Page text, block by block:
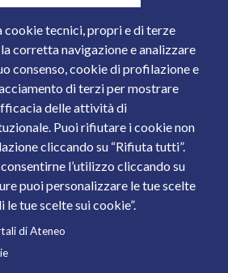
tecnici, propri e di terze
corretta navigazione e analizzare
consenso, cookie di profilazione e
di terzi per mostrare
delle attività di
Puoi rifiutare i cookie non
cliccando su “Rifiuta tutti”.
l’utilizzo cliccando su
puoi personalizzare le tue scelte
le tue scelte sui cookie”.
di Ateneo
- 25121 Brescia
ammcentr@cert.unibs.it
Codice Fiscale: 98007650173
degli Studi di Brescia